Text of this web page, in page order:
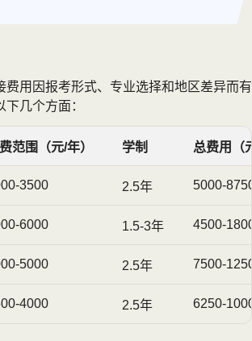
费用因报考形式、专业选择和地区差异而有
几个方面：
范围（元/年） 学制 总费用（
3500 2.5年 5000-
6000 1.5-3年 4500-
5000 2.5年 7500-
4000 2.5年 6250-